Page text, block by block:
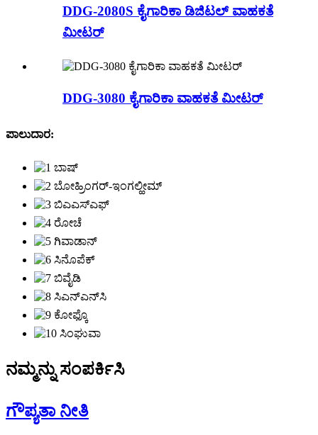
DDG-2080S ಕೈಗಾರಿಕಾ ಡಿಜಿಟಲ್ ವಾಹಕತೆ
ಮೀಟರ್
DDG-3080 ಕೈಗಾರಿಕಾ ವಾಹಕತೆ ಮೀಟರ್
ಪಾಲುದಾರ:
ನಮ್ಮನ್ನು ಸಂಪರ್ಕಿಸಿ
ಗೌಪ್ಯತಾ ನೀತಿ